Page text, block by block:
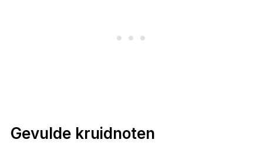
Gevulde kruidnoten